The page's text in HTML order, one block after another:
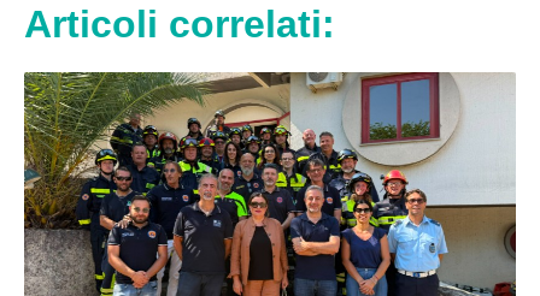
Articoli correlati: